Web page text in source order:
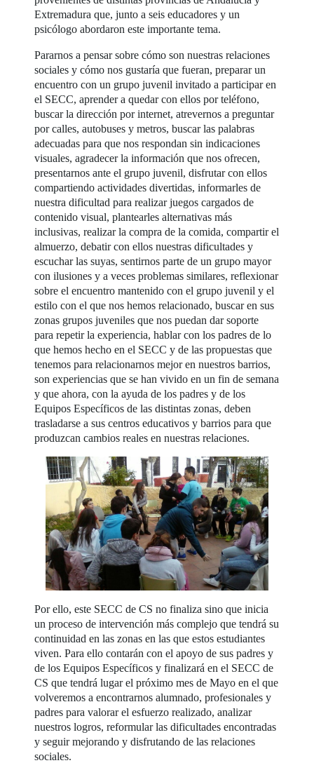
Extremadura que, junto a seis educadores y un
psicólogo abordaron este importante tema.
Pararnos a pensar sobre cómo son nuestras relaciones
sociales y cómo nos gustaría que fueran, preparar un
encuentro con un grupo juvenil invitado a participar en
el SECC, aprender a quedar con ellos por teléfono,
buscar la dirección por internet, atrevernos a preguntar
por calles, autobuses y metros, buscar las palabras
adecuadas para que nos respondan sin indicaciones
visuales, agradecer la información que nos ofrecen,
presentarnos ante el grupo juvenil, disfrutar con ellos
compartiendo actividades divertidas, informarles de
nuestra dificultad para realizar juegos cargados de
contenido visual, plantearles alternativas más
inclusivas, realizar la compra de la comida, compartir el
almuerzo, debatir con ellos nuestras dificultades y
escuchar las suyas, sentirnos parte de un grupo mayor
con ilusiones y a veces problemas similares, reflexionar
sobre el encuentro mantenido con el grupo juvenil y el
estilo con el que nos hemos relacionado, buscar en sus
zonas grupos juveniles que nos puedan dar soporte
para repetir la experiencia, hablar con los padres de lo
que hemos hecho en el SECC y de las propuestas que
tenemos para relacionarnos mejor en nuestros barrios,
son experiencias que se han vivido en un fin de semana
y que ahora, con la ayuda de los padres y de los
Equipos Específicos de las distintas zonas, deben
trasladarse a sus centros educativos y barrios para que
produzcan cambios reales en nuestras relaciones.
Por ello, este SECC de CS no finaliza sino que inicia
un proceso de intervención más complejo que tendrá su
continuidad en las zonas en las que estos estudiantes
viven. Para ello contarán con el apoyo de sus padres y
de los Equipos Específicos y finalizará en el SECC de
CS que tendrá lugar el próximo mes de Mayo en el que
volveremos a encontrarnos alumnado, profesionales y
padres para valorar el esfuerzo realizado, analizar
nuestros logros, reformular las dificultades encontradas
y seguir mejorando y disfrutando de las relaciones
sociales.